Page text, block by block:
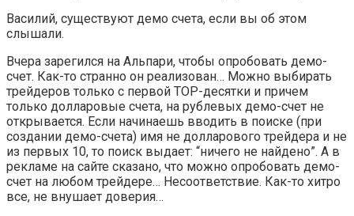
Василий, существуют демо счета, если вы об этом
слышали.
Вчера зарегился на Альпари, чтобы опробовать демо-
счет. Как-то странно он реализован… Можно выбирать
трейдеров только с первой ТОР-десятки и причем
только долларовые счета, на рублевых демо-счет не
открывается. Если начинаешь вводить в поиске (при
создании демо-счета) имя не долларового трейдера и не
из первых 10, то поиск выдает: “ничего не найдено”. А в
рекламе на сайте сказано, что можно опробовать демо-
счет на любом трейдере… Несоответствие. Как-то хитро
все, не внушает доверия…